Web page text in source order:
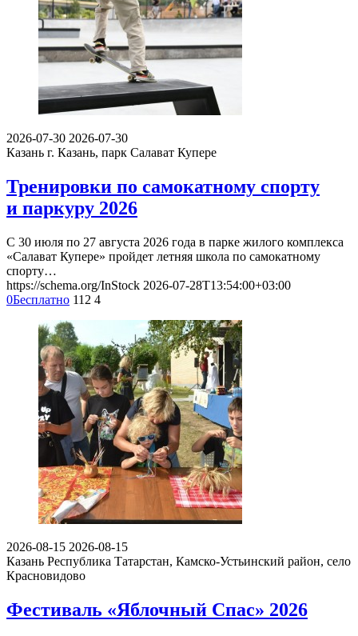
2026-07-30 2026-07-30
Казань г. Казань, парк Салават Купере
Тренировки по самокатному спорту
и паркуру 2026
С 30 июля по 27 августа 2026 года в парке жилого комплекса
«Салават Купере» пройдет летняя школа по самокатному
спорту…
https://schema.org/InStock 2026-07-28T13:54:00+03:00
0Бесплатно 112 4
2026-08-15 2026-08-15
Казань Республика Татарстан, Камско-Устьинский район, село
Красновидово
Фестиваль «Яблочный Спас» 2026